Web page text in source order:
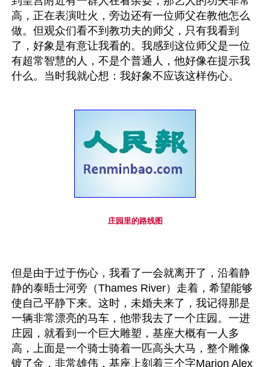
高，正在表演吐火，旁边还有一位师父在教他怎么
做。但观众们看不到教功夫的师父，只有我看到
了，好象是有意让我看的。我感到这位师父是一位
有超常智慧的人，不是个普通人，他好像在提示我
什么。当时我就心想：我好象不应该这样伤心。
庄园里的路线图
但是由于过于伤心，我看了一会就离开了，沿着静
静的泰晤士河旁（Thames River）走着，希望能够
使自己平静下来。这时，未婚夫来了，我记得那是
一辆非常漂亮的马车，他带我去了一个庄园。一进
庄园，就看到一个巨大雕塑，基座大概有一人多
高，上面是一个骑士骑着一匹高头大马，整个雕像
镀了金，非常雄伟，基座上刻着三个字Marion Alex